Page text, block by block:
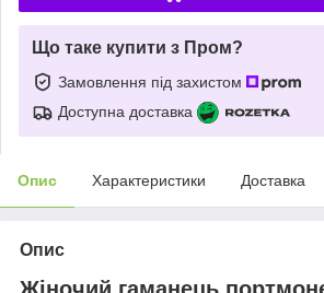
Що таке купити з Пром?
Замовлення під захистом
Доступна доставка
Опис Характеристики Доставка
Опис